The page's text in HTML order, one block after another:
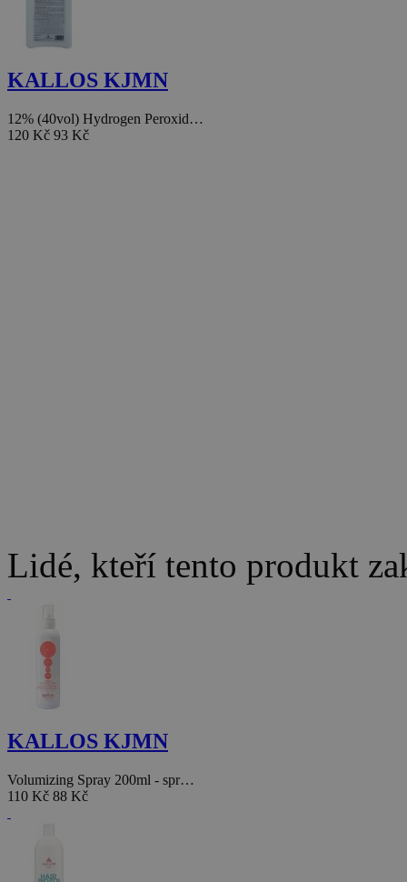
KALLOS KJMN
12% (40vol) Hydrogen Peroxid…
120 Kč 93 Kč
Lidé, kteří tento produkt
KALLOS KJMN
Volumizing Spray 200ml - spr…
110 Kč 88 Kč